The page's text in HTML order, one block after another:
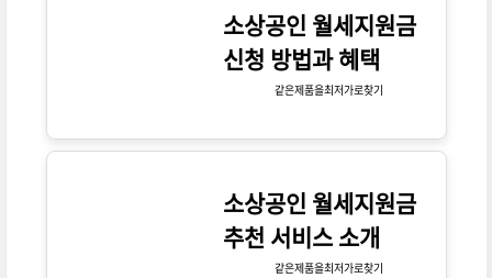
소상공인 월세지원금
신청 방법과 혜택
같은제품을최저가로찾기
소상공인 월세지원금
추천 서비스 소개
같은제품을최저가로찾기